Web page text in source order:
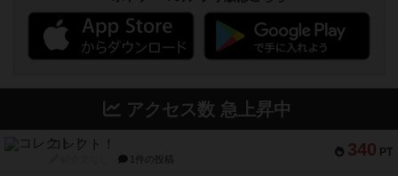
アクセス数 急上昇中
340 PT
コレクト！
1件の投稿